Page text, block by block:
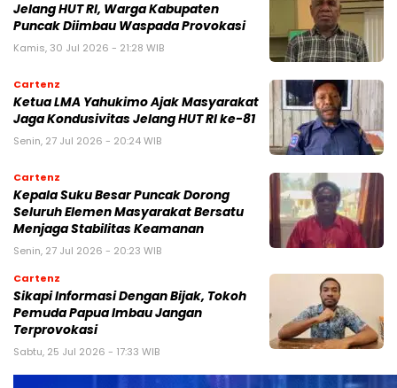
Jelang HUT RI, Warga Kabupaten
Puncak Diimbau Waspada Provokasi
Kamis, 30 Jul 2026 - 21:28 WIB
Cartenz
Ketua LMA Yahukimo Ajak Masyarakat
Jaga Kondusivitas Jelang HUT RI ke-81
Senin, 27 Jul 2026 - 20:24 WIB
Cartenz
Kepala Suku Besar Puncak Dorong
Seluruh Elemen Masyarakat Bersatu
Menjaga Stabilitas Keamanan
Senin, 27 Jul 2026 - 20:23 WIB
Cartenz
Sikapi Informasi Dengan Bijak, Tokoh
Pemuda Papua Imbau Jangan
Terprovokasi
Sabtu, 25 Jul 2026 - 17:33 WIB